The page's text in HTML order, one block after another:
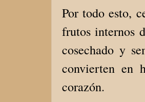
Por todo esto,
frutos internos
cosechado y
convierten en
corazón.